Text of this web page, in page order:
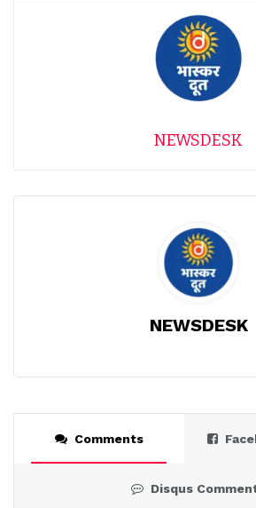
NEWSDESK
NEWSDESK
Comments
Disqus